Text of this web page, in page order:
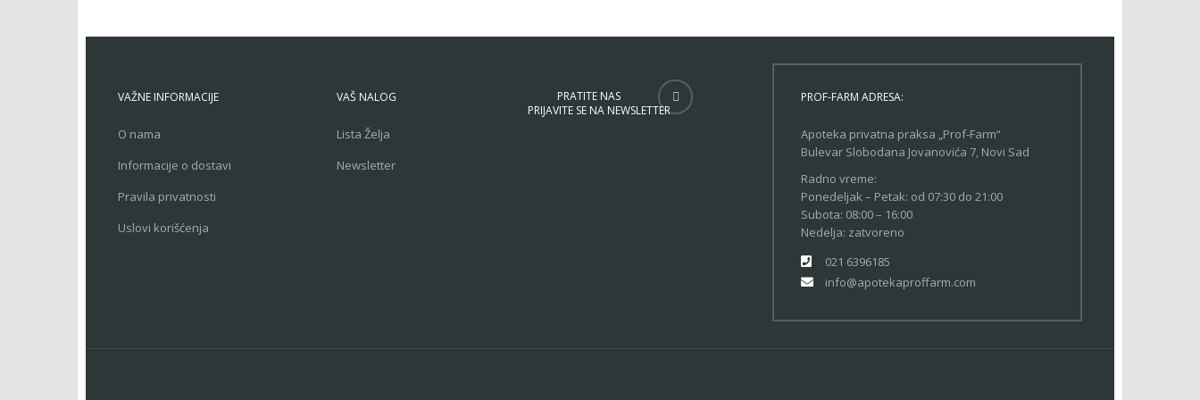
VAŽNE INFORMACIJE
O nama
Informacije o dostavi
Pravila privatnosti
Uslovi korišćenja
VAŠ NALOG
Lista Želja
Newsletter
PRATITE NAS
PRIJAVITE SE NA NEWSLETTER
PROF-FARM ADRESA:
Apoteka privatna praksa „Prof-Farm“
Bulevar Slobodana Jovanovića 7, Novi Sad
Radno vreme:
Ponedeljak – Petak: od 07:30 do 21:00
Subota: 08:00 – 16:00
Nedelja: zatvoreno
021 6396185
info@apotekaproffarm.com